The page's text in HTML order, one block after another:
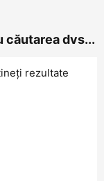
căutarea dvs...
rezultate